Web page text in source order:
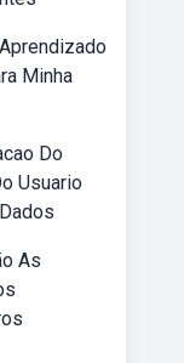
Minha
Do
Usuario
As